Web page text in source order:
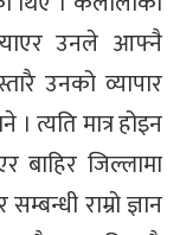
उनले आफ्नै
उनको व्यापार
त्यति मात्र होइन
जिल्लामा
राम्रो ज्ञान